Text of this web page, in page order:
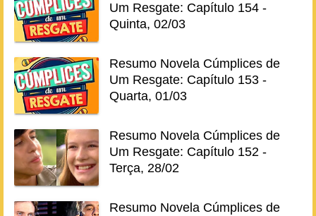
Um Resgate: Capítulo 154 -
Quinta, 02/03
Resumo Novela Cúmplices de
Um Resgate: Capítulo 153 -
Quarta, 01/03
Resumo Novela Cúmplices de
Um Resgate: Capítulo 152 -
Terça, 28/02
Resumo Novela Cúmplices de